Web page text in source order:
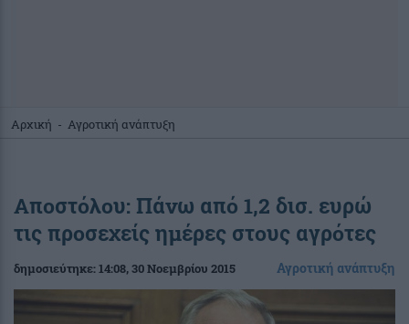
Αρχική - Αγροτική ανάπτυξη
Αποστόλου: Πάνω από 1,2 δισ. ευρώ
τις προσεχείς ημέρες στους αγρότες
δημοσιεύτηκε:14:08, 30 Νοεμβρίου 2015 Αγροτική ανάπτυξη